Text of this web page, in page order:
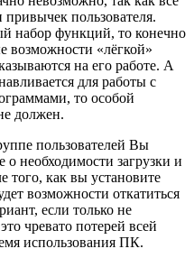
привычек пользователя.
набор функций, то конечно
возможности «лёгкой»
на его работе. А
для работы с
то особой
должен.
пользователей Вы
необходимости загрузки и
того, как вы установите
возможности откатиться
если только не
чревато потерей всей
использования ПК.